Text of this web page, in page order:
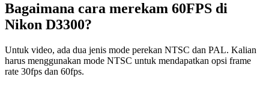
Bagaimana cara merekam 60FPS di
Nikon D3300?
Untuk video, ada dua jenis mode perekan NTSC dan PAL. Kalian
harus menggunakan mode NTSC untuk mendapatkan opsi frame
rate 30fps dan 60fps.